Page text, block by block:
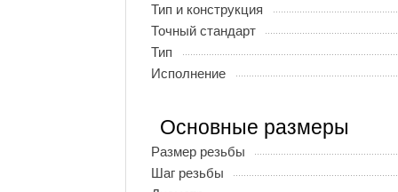
Тип и конструкция
Точный стандарт
Тип
Исполнение
Основные размеры
Размер резьбы
Шаг резьбы